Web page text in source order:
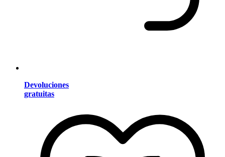
Devoluciones
gratuitas